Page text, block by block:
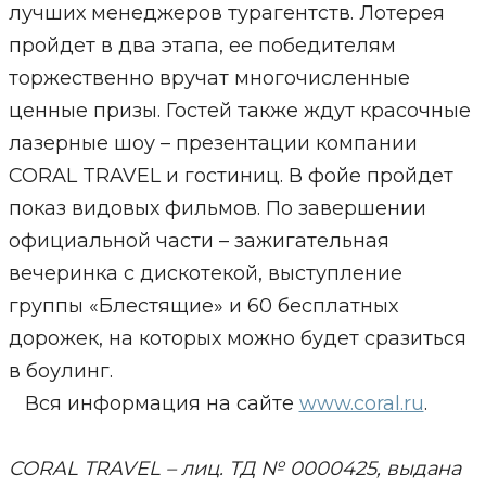
лучших менеджеров турагентств. Лотерея
пройдет в два этапа, ее победителям
торжественно вручат многочисленные
ценные призы. Гостей также ждут красочные
лазерные шоу – презентации компании
CORAL TRAVEL и гостиниц. В фойе пройдет
показ видовых фильмов. По завершении
официальной части – зажигательная
вечеринка с дискотекой, выступление
группы «Блестящие» и 60 бесплатных
дорожек, на которых можно будет сразиться
в боулинг.
Вся информация на сайте www.coral.ru.
CORAL TRAVEL – лиц. ТД № 0000425, выдана